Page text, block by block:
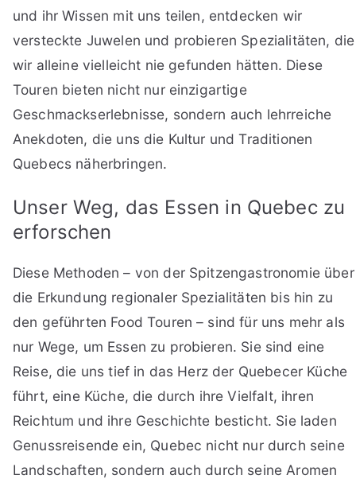
und ihr Wissen mit uns teilen, entdecken wir
versteckte Juwelen und probieren Spezialitäten, die
wir alleine vielleicht nie gefunden hätten. Diese
Touren bieten nicht nur einzigartige
Geschmackserlebnisse, sondern auch lehrreiche
Anekdoten, die uns die Kultur und Traditionen
Quebecs näherbringen.
Unser Weg, das Essen in Quebec zu
erforschen
Diese Methoden – von der Spitzengastronomie über
die Erkundung regionaler Spezialitäten bis hin zu
den geführten Food Touren – sind für uns mehr als
nur Wege, um Essen zu probieren. Sie sind eine
Reise, die uns tief in das Herz der Quebecer Küche
führt, eine Küche, die durch ihre Vielfalt, ihren
Reichtum und ihre Geschichte besticht. Sie laden
Genussreisende ein, Quebec nicht nur durch seine
Landschaften, sondern auch durch seine Aromen